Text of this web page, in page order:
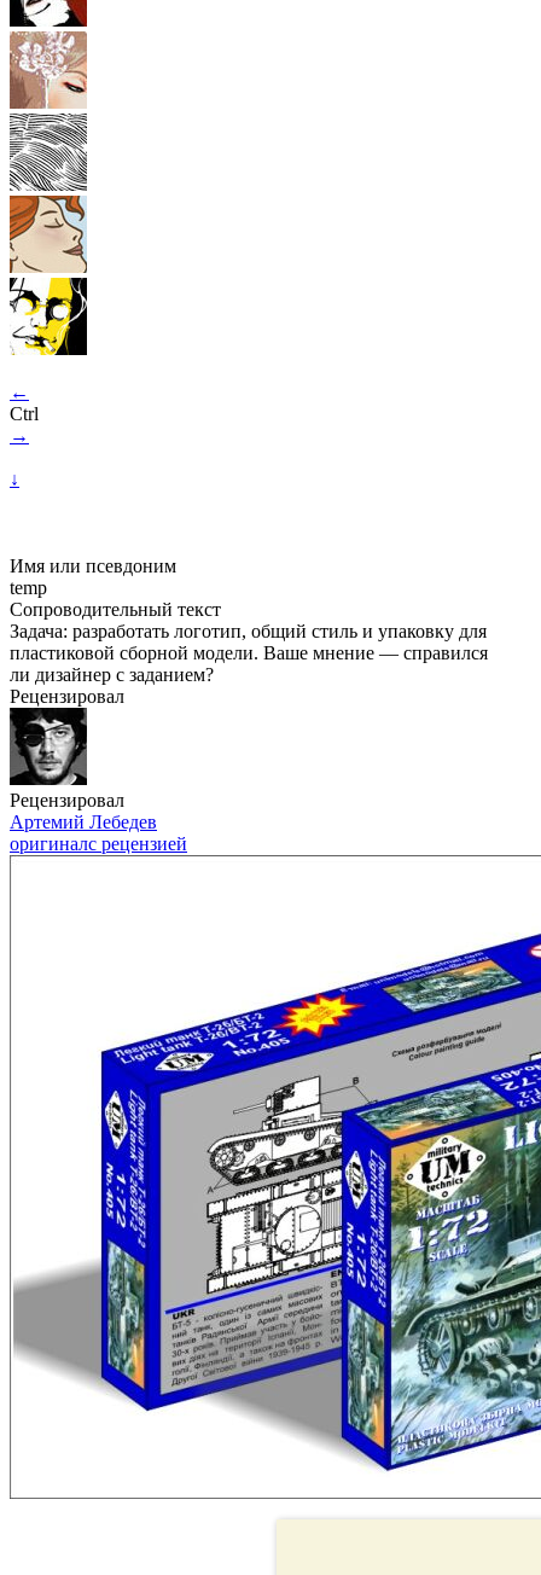
←
Ctrl
→
↓
Имя или псевдоним
temp
Сопроводительный текст
Задача: разработать логотип, общий стиль и упаковку для
пластиковой сборной модели. Ваше мнение — справился
ли дизайнер с заданием?
Рецензировал
Рецензировал
Артемий Лебедев
оригиналс рецензией